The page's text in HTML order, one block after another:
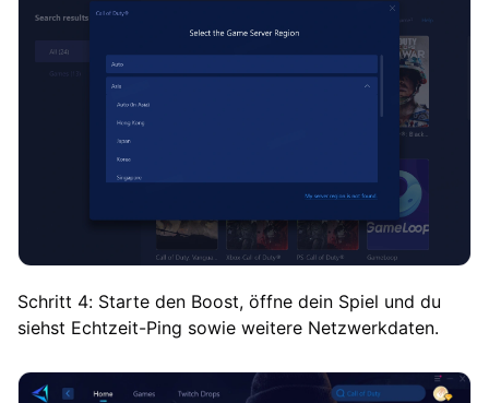
Schritt 4: Starte den Boost, öffne dein Spiel und du
siehst Echtzeit-Ping sowie weitere Netzwerkdaten.